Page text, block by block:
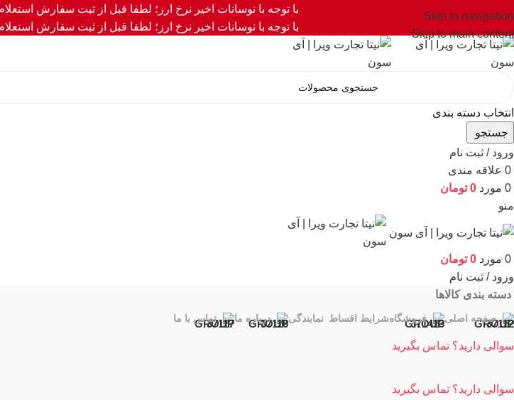
Skip to navigation
Skip to main content
با توجه با نوسانات اخیر نرخ ارز؛ لطفا قبل از ثبت سفارش
با توجه با نوسانات اخیر نرخ ارز؛ لطفا قبل از ثبت سفارش
انتخاب دسته بندی
جستجو
ورود / ثبت نام
0 علاقه مندی
0 مورد 0 تومان
منو
0 مورد 0 تومان
ورود / ثبت نام
دسته بندی کالاها
صفحه اصلی فروشگاهشرایط اقساط نمایندگی درباره ما تماس با ما
سوالی دارید؟ تماس بگیرید
سوالی دارید؟ تماس بگیرید